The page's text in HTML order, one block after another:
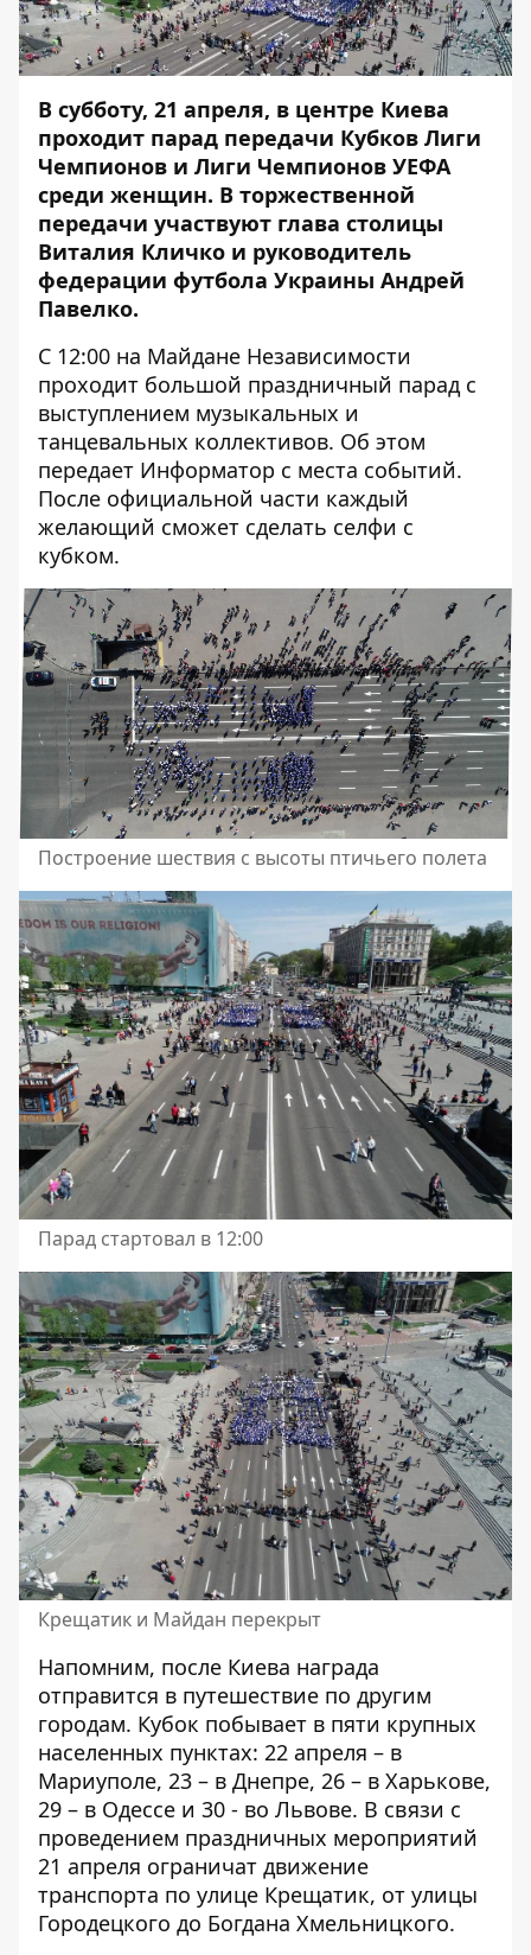
В субботу, 21 апреля, в центре Киева
проходит парад передачи Кубков Лиги
Чемпионов и Лиги Чемпионов УЕФА
среди женщин. В торжественной
передачи участвуют глава столицы
Виталия Кличко и руководитель
федерации футбола Украины Андрей
Павелко.
С 12:00 на Майдане Независимости
проходит большой праздничный парад с
выступлением музыкальных и
танцевальных коллективов. Об этом
передает Информатор с места событий.
После официальной части каждый
желающий сможет сделать селфи с
кубком.
Построение шествия с высоты птичьего полета
Парад стартовал в 12:00
Крещатик и Майдан перекрыт
Напомним, после Киева награда
отправится в путешествие по другим
городам. Кубок побывает в пяти крупных
населенных пунктах: 22 апреля – в
Мариуполе, 23 – в Днепре, 26 – в Харькове,
29 – в Одессе и 30 - во Львове. В связи с
проведением праздничных мероприятий
21 апреля ограничат движение
транспорта по улице Крещатик, от улицы
Городецкого до Богдана Хмельницкого.